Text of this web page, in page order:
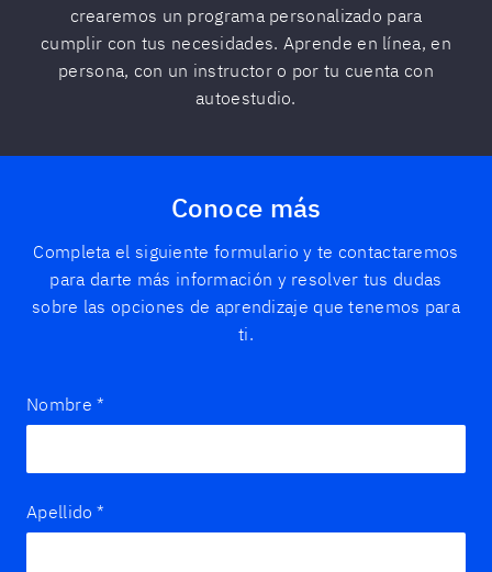
crearemos un programa personalizado para
cumplir con tus necesidades. Aprende en línea, en
persona, con un instructor o por tu cuenta con
autoestudio.
Conoce más
Completa el siguiente formulario y te contactaremos
para darte más información y resolver tus dudas
sobre las opciones de aprendizaje que tenemos para
ti.
Nombre *
Apellido *